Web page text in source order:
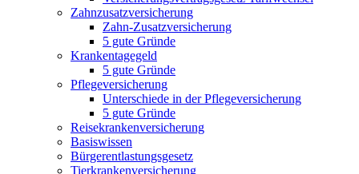
Zahnzusatzversicherung
Zahn-Zusatzversicherung
5 gute Gründe
Krankentagegeld
5 gute Gründe
Pflegeversicherung
Unterschiede in der Pflegeversicherung
5 gute Gründe
Reisekrankenversicherung
Basiswissen
Bürgerentlastungsgesetz
Tierkrankenversicherung